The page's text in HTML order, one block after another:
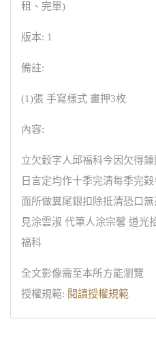
租、完單)
版本: 1
備註:
(1)張 手寫樣式 畫押3枚
內容:
立欠穀字人邱福科今因欠得
日言定均作十季完清每季完
面所做糞尾銀扣除抵清恐口
見涂雲淑 代筆人涂宗馨 道光
福科
全文影像需至本所方能瀏覽
授權規範: 閱讀授權規範